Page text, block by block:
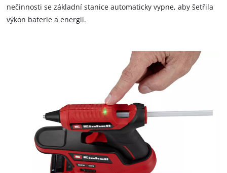
nečinnosti se základní stanice automaticky vypne, aby šetřila
výkon baterie a energii.